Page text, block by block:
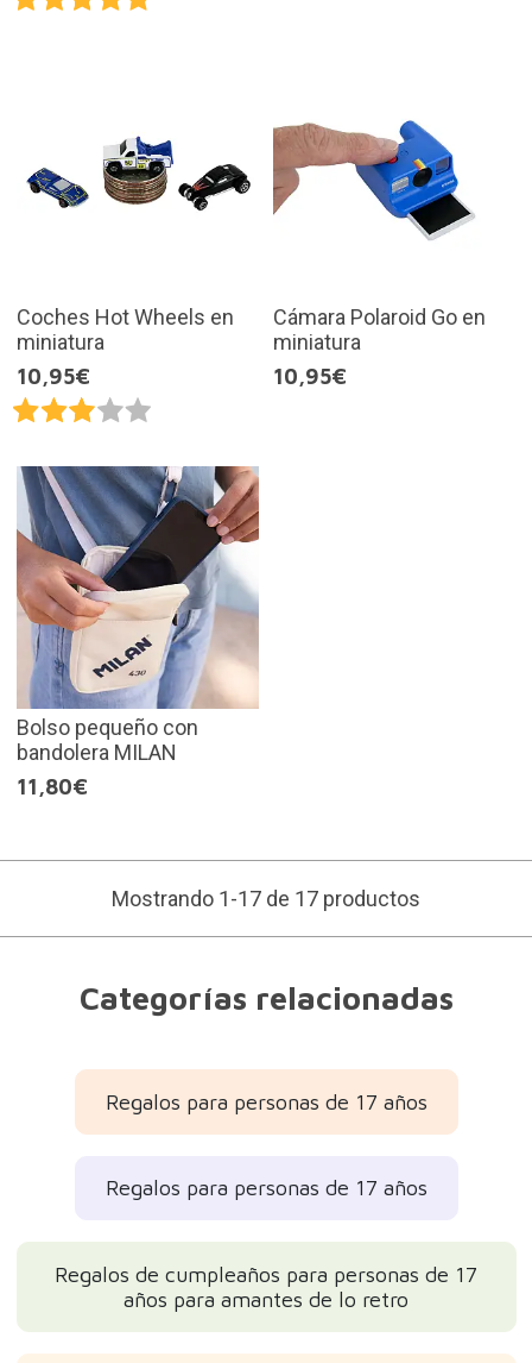
Coches Hot Wheels en
miniatura
10,95€
Cámara Polaroid Go en
miniatura
10,95€
Bolso pequeño con
bandolera MILAN
11,80€
Mostrando 1-17 de 17 productos
Categorías relacionadas
Regalos para personas de 17 años
Regalos para personas de 17 años
Regalos de cumpleaños para personas de 17
años para amantes de lo retro